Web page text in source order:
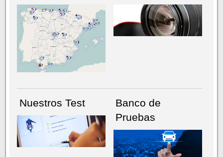
NÚMERO ACTUALHEMEROTECA
Nuestros Test
Banco de
Pruebas